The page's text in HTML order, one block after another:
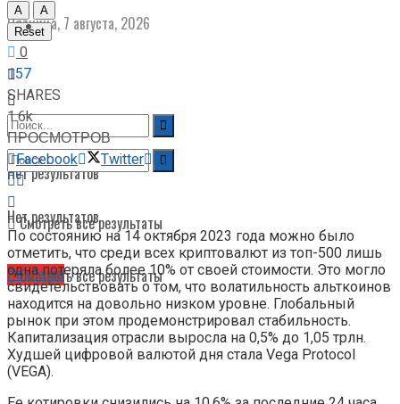
Пятница, 7 августа, 2026
Нет результатов
Смотреть все результаты
Реклама
Нет результатов
Смотреть все результаты
A
A
Reset
0
157
SHARES
1.6k
ПРОСМОТРОВ
Facebook
Twitter
По состоянию на 14 октября 2023 года можно было
отметить, что среди всех криптовалют из топ-500 лишь
одна потеряла более 10% от своей стоимости. Это могло
свидетельствовать о том, что волатильность альткоинов
находится на довольно низком уровне. Глобальный
рынок при этом продемонстрировал стабильность.
Капитализация отрасли выросла на 0,5% до 1,05 трлн.
Худшей цифровой валютой дня стала Vega Protocol
(VEGA).